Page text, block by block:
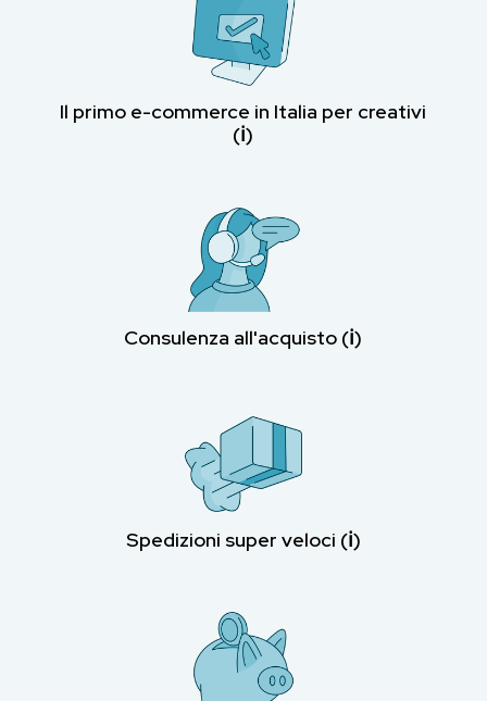
Il primo e-commerce in Italia per creativi
(ℹ︎)
Consulenza all'acquisto (ℹ︎)
Spedizioni super veloci (ℹ︎)